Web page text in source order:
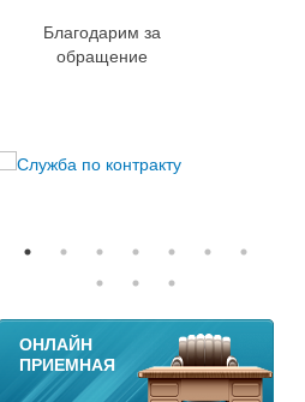
Благодарим за
обращение
11
ОНЛАЙН
ПРИЕМНАЯ